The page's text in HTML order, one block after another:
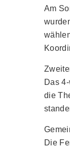
Am
Das
die
Die